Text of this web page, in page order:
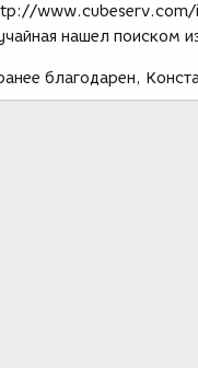
www.cubeserv.com/
нашел поиском
благодарен,